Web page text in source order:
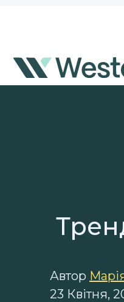
Автор
23 Квітня,